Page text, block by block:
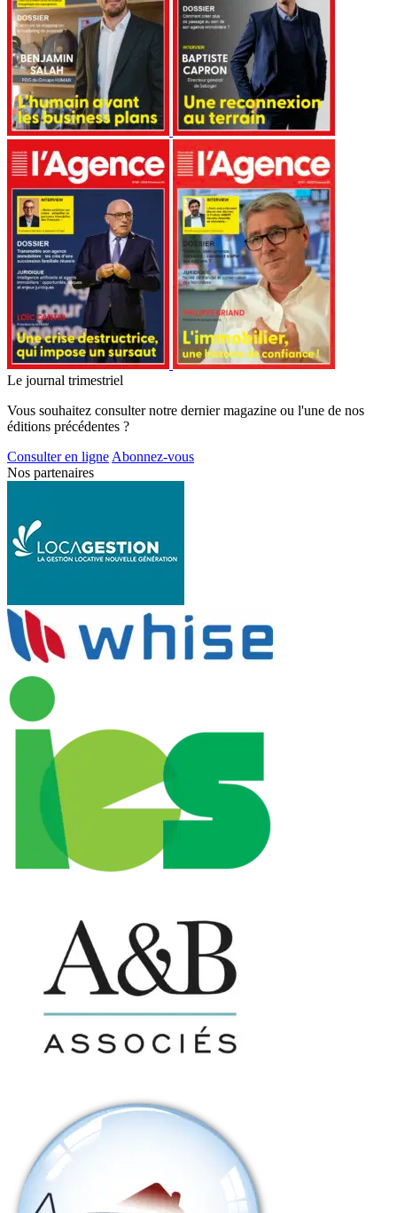
Le journal trimestriel
Vous souhaitez consulter notre dernier magazine ou l'une de nos
éditions précédentes ?
Consulter en ligne Abonnez-vous
Nos partenaires